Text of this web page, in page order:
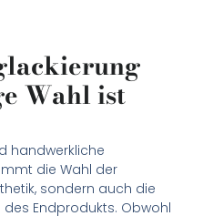
Wahl ist
handwerkliche
die Wahl der
sondern auch die
Endprodukts. Obwohl